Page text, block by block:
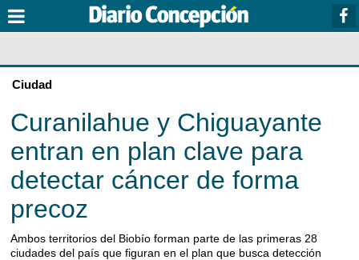
Ciudad
Curanilahue y Chiguayante
entran en plan clave para
detectar cáncer de forma
precoz
Ambos territorios del Biobío forman parte de las primeras 28
ciudades del país que figuran en el plan que busca detección